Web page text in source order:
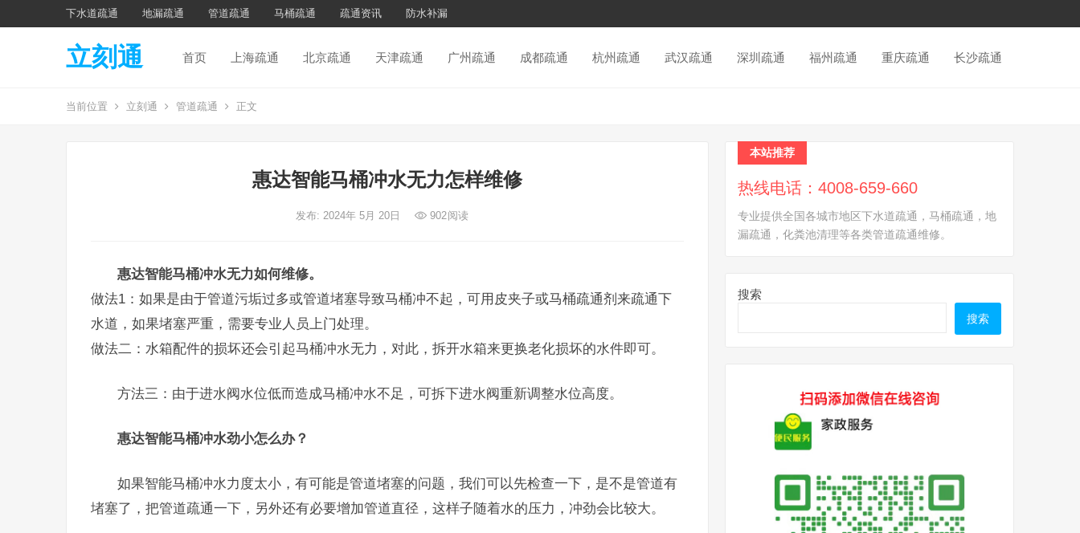
下水道疏通 地漏疏通 管道疏通 马桶疏通 疏通资讯 防水补漏
立刻通 首页 上海疏通 北京疏通 天津疏通 广州疏通 成都疏通 杭州疏通 武汉疏通 深圳疏通 福州疏通 重庆疏通 长沙疏通
当前位置 立刻通 管道疏通 正文
惠达智能马桶冲水无力怎样维修
发布: 2024年 5月 20日 902阅读
惠达智能马桶冲水无力如何维修。
做法1：如果是由于管道污垢过多或管道堵塞导致马桶冲不起，可用皮夹子或马桶疏通剂来疏通下
水道，如果堵塞严重，需要专业人员上门处理。
做法二：水箱配件的损坏还会引起马桶冲水无力，对此，拆开水箱来更换老化损坏的水件即可。
方法三：由于进水阀水位低而造成马桶冲水不足，可拆下进水阀重新调整水位高度。
惠达智能马桶冲水劲小怎么办？
如果智能马桶冲水力度太小，有可能是管道堵塞的问题，我们可以先检查一下，是不是管道有
堵塞了，把管道疏通一下，另外还有必要增加管道直径，这样子随着水的压力，冲劲会比较大。
本站推荐
热线电话：4008-659-660
专业提供全国各城市地区下水道疏通，马桶疏通，地
漏疏通，化粪池清理等各类管道疏通维修。
搜索
搜索